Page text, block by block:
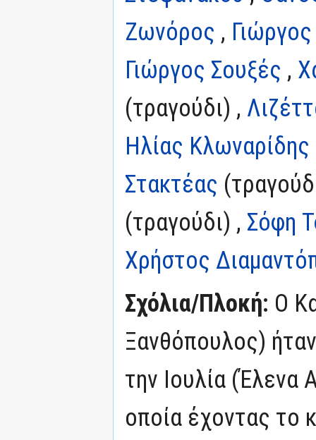
Ζωνόρος ,
Γιώργος Σουξές ,
(τραγούδι) ,
Ηλίας Κλωναρίδης
Στακτέας
(τραγούδι) , Σόφη
Χρήστος
Σχόλια/Πλοκή: Ο
Ξανθόπουλος)
την Ιουλία (Έλενα
οποία έχοντας το